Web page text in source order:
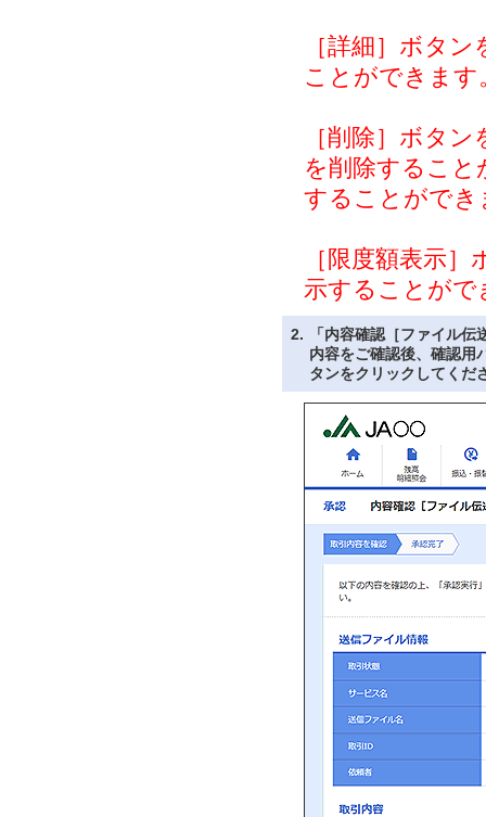
［詳細］ボタ
ことができます
［削除］ボタ
を削除するこ
することができ
［限度額表示
示することがで
2.
「内容確認［ファイル
内容をご確認後、確認用
タンをクリックしてくだ